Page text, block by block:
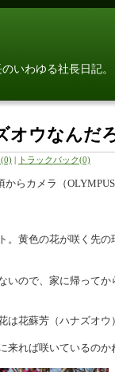
いわゆる社長日記。
オウなんだ
(0) | トラックバック(0)
らカメラ（
。黄色の花が咲く先
いので、家に帰って
は花蘇芳（ハナズオウ
来れば咲いているのか